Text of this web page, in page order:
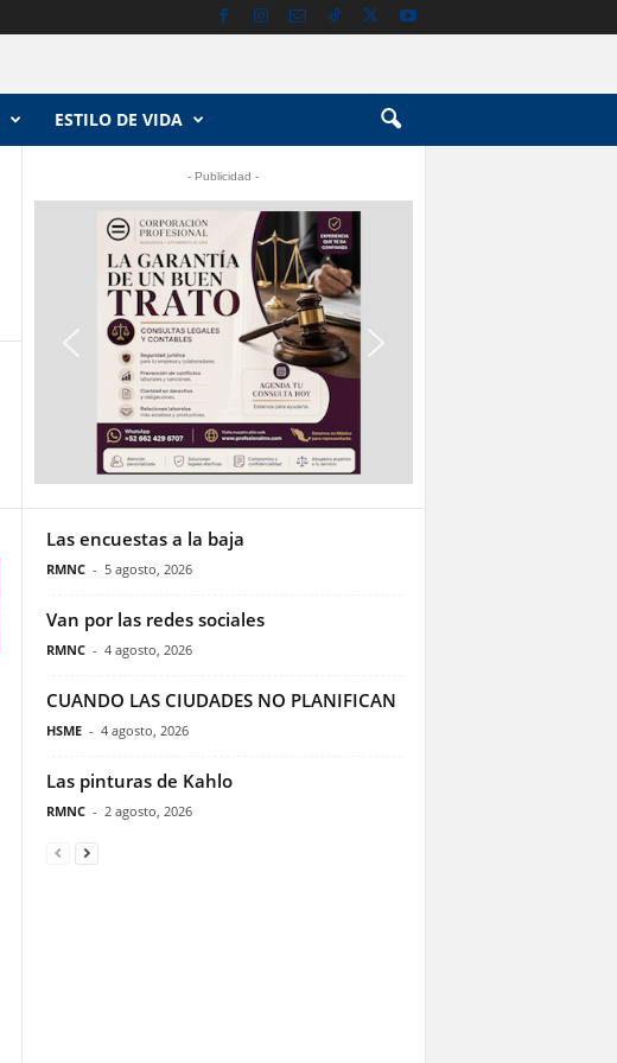
ESTILO DE VIDA
- Publicidad -
Las encuestas a la baja
RMNC - 5 agosto, 2026
Van por las redes sociales
RMNC - 4 agosto, 2026
CUANDO LAS CIUDADES NO PLANIFICAN
HSME - 4 agosto, 2026
Las pinturas de Kahlo
RMNC - 2 agosto, 2026